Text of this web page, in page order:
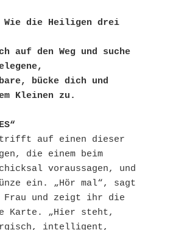
Wie die Heiligen drei
auf den Weg und suche
bücke dich und
Kleinen zu.
trifft auf einen dieser
die einem beim
voraussagen, und
ein. „Hör mal“, sagt
Frau und zeigt ihr die
Karte. „Hier steht,
intelligent,